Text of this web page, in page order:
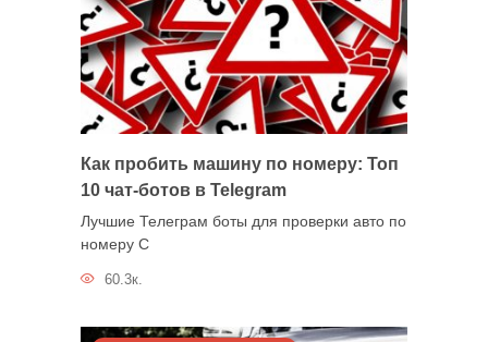
Как пробить машину по номеру: Топ
10 чат-ботов в Telegram
Лучшие Телеграм боты для проверки авто по
номеру С
60.3к.